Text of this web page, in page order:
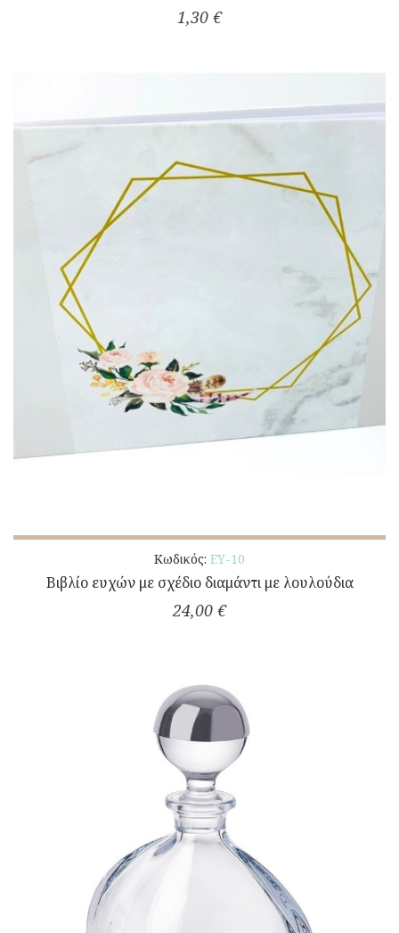
1,30 €
Κωδικός: ΕΥ-10
Βιβλίο ευχών με σχέδιο διαμάντι με λουλούδια
24,00 €